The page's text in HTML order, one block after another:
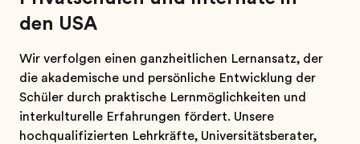
den USA
Wir verfolgen einen ganzheitlichen Lernansatz, der
die akademische und persönliche Entwicklung der
Schüler durch praktische Lernmöglichkeiten und
interkulturelle Erfahrungen fördert. Unsere
hochqualifizierten Lehrkräfte, Universitätsberater,